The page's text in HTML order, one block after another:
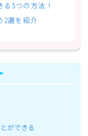
5つの方法！
2選を紹介
ができる